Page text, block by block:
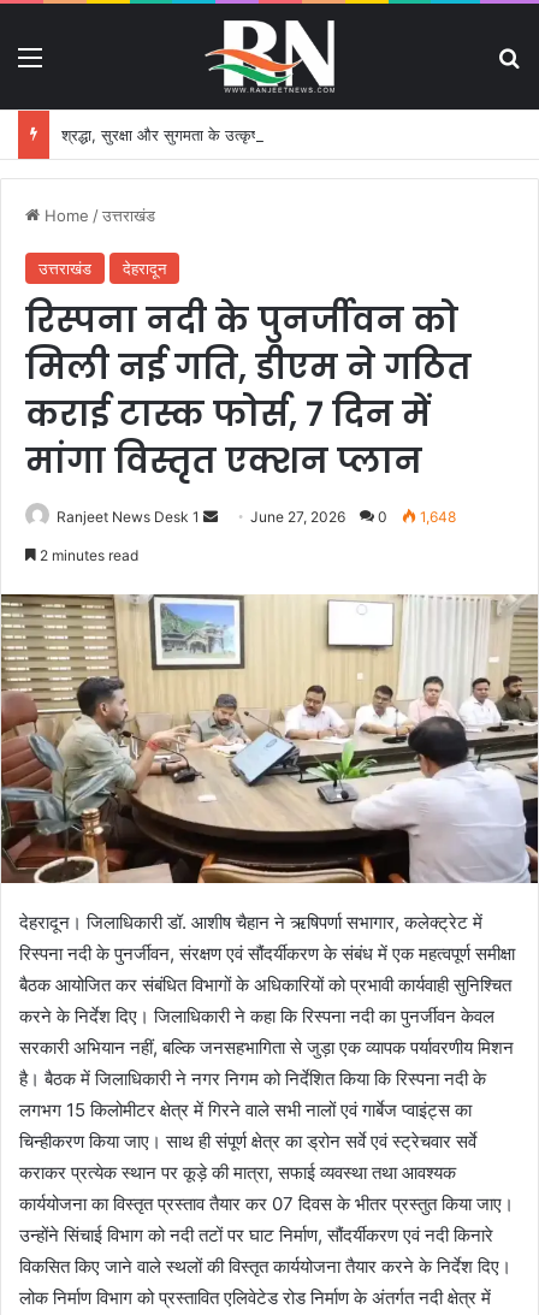
Home /उत्तराखंड
उत्तराखंड देहरादून
रिस्पना नदी के पुनर्जीवन को
मिली नई गति, डीएम ने गठित
कराई टास्क फोर्स, 7 दिन में
मांगा विस्तृत एक्शन प्लान
Ranjeet News Desk 1
d
a
n
e
m
a
June 27, 2026 0 1,648
2 minutes read
देहरादून। जिलाधिकारी डॉ. आशीष चैहान ने ऋषिपर्णा सभागार, कलेक्ट्रेट में
रिस्पना नदी के पुनर्जीवन, संरक्षण एवं सौंदर्यीकरण के संबंध में एक महत्वपूर्ण समीक्षा
बैठक आयोजित कर संबंधित विभागों के अधिकारियों को प्रभावी कार्यवाही सुनिश्चित
करने के निर्देश दिए। जिलाधिकारी ने कहा कि रिस्पना नदी का पुनर्जीवन केवल
सरकारी अभियान नहीं, बल्कि जनसहभागिता से जुड़ा एक व्यापक पर्यावरणीय मिशन
है। बैठक में जिलाधिकारी ने नगर निगम को निर्देशित किया कि रिस्पना नदी के
लगभग 15 किलोमीटर क्षेत्र में गिरने वाले सभी नालों एवं गार्बेज प्वाइंट्स का
चिन्हीकरण किया जाए। साथ ही संपूर्ण क्षेत्र का ड्रोन सर्वे एवं स्ट्रेचवार सर्वे
कराकर प्रत्येक स्थान पर कूड़े की मात्रा, सफाई व्यवस्था तथा आवश्यक
कार्ययोजना का विस्तृत प्रस्ताव तैयार कर 07 दिवस के भीतर प्रस्तुत किया जाए।
उन्होंने सिंचाई विभाग को नदी तटों पर घाट निर्माण, सौंदर्यीकरण एवं नदी किनारे
विकसित किए जाने वाले स्थलों की विस्तृत कार्ययोजना तैयार करने के निर्देश दिए।
लोक निर्माण विभाग को प्रस्तावित एलिवेटेड रोड निर्माण के अंतर्गत नदी क्षेत्र में